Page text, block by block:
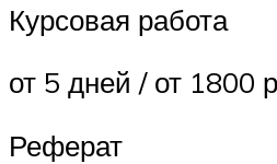
Курсовая работа
от 5 дней / от 1800
Реферат